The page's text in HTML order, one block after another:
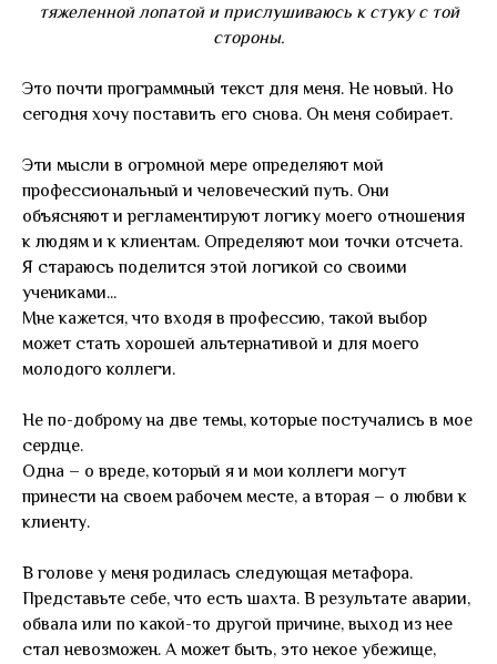
тяжеленной лопатой и прислушиваюсь к стуку с той
стороны.
Это почти программный текст для меня. Не новый. Но
сегодня хочу поставить его снова. Он меня собирает.
Эти мысли в огромной мере определяют мой
профессиональный и человеческий путь. Они
объясняют и регламентируют логику моего отношения
к людям и к клиентам. Определяют мои точки отсчета.
Я стараюсь поделится этой логикой со своими
учениками...
Мне кажется, что входя в профессию, такой выбор
может стать хорошей альтернативой и для моего
молодого коллеги.
Не по-доброму на две темы, которые постучались в мое
сердце.
Одна – о вреде, который я и мои коллеги могут
принести на своем рабочем месте, а вторая – о любви к
клиенту.
В голове у меня родилась следующая метафора.
Представьте себе, что есть шахта. В результате аварии,
обвала или по какой-то другой причине, выход из нее
стал невозможен. А может быть, это некое убежище,